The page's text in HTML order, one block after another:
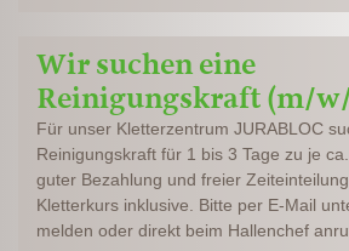
Wir suchen eine
Reinigungskraft (m/
Für unser Kletterzentrum JURABLOC
Reinigungskraft für 1 bis 3 Tage zu je
guter Bezahlung und freier
Kletterkurs inklusive. Bitte per E-Mail
melden oder direkt beim Hallenchef